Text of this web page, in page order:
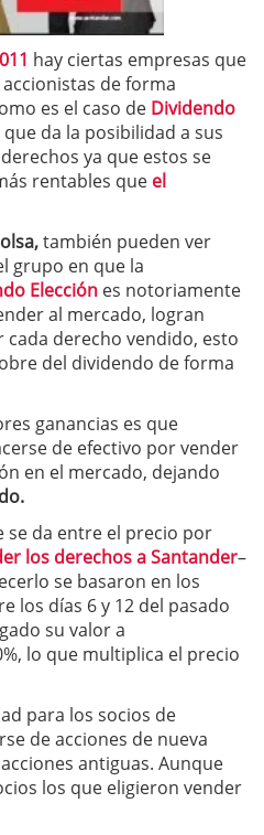
hay ciertas empresas que
de forma
es el caso de Dividendo
que da la posibilidad a sus
ya que estos se
rentables que el
también pueden ver
grupo en que la
Elección es notoriamente
al mercado, logran
cada derecho vendido, esto
del dividendo de forma
ganancias es que
de efectivo por vender
en el mercado, dejando
se da entre el precio por
los derechos a Santander–
se basaron en los
los días 6 y 12 del pasado
su valor a
lo que multiplica el precio
para los socios de
de acciones de nueva
antiguas. Aunque
los que eligieron vender